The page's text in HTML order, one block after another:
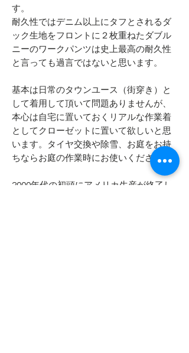
す。
耐久性ではデニム以上にタフとされるダ
ック生地をフロントに２枚重ねたダブル
ニーのワークパンツは史上最高の耐久性
と言っても過言ではないと思います。
基本は日常のタウンユース（街穿き）と
して着用して頂いて問題ありませんが、
本心は自宅に置いておくリアルな作業着
としてクローゼットに置いて欲しいと思
います。タイヤ交換や除雪、お庭をお持
ちならお庭の作業時にお使いください。
2000年代の初頭にアメリカ生産が終了し